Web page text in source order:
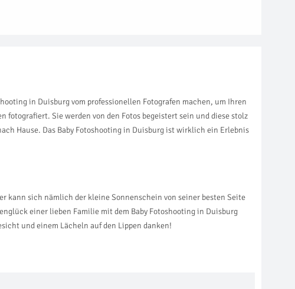
in Duisburg vom professionellen Fotografen machen, um Ihren
Sie werden von den Fotos begeistert sein und diese stolz
Hause. Das Baby Fotoshooting in Duisburg ist wirklich ein Erlebnis
kann sich nämlich der kleine Sonnenschein von seiner besten Seite
einer lieben Familie mit dem Baby Fotoshooting in Duisburg
und einem Lächeln auf den Lippen danken!